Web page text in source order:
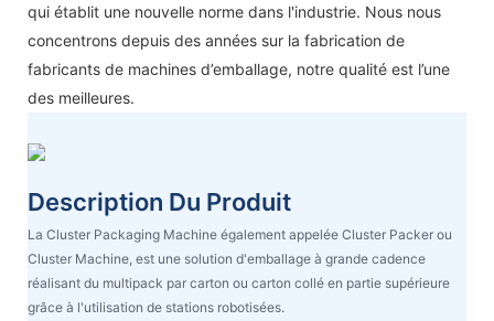
qui établit une nouvelle norme dans l'industrie. Nous nous
concentrons depuis des années sur la fabrication de
fabricants de machines d’emballage, notre qualité est l’une
des meilleures.
Description Du Produit
La Cluster Packaging Machine également appelée Cluster Packer ou
Cluster Machine, est une solution d'emballage à grande cadence
réalisant du multipack par carton ou carton collé en partie supérieure
grâce à l'utilisation de stations robotisées.